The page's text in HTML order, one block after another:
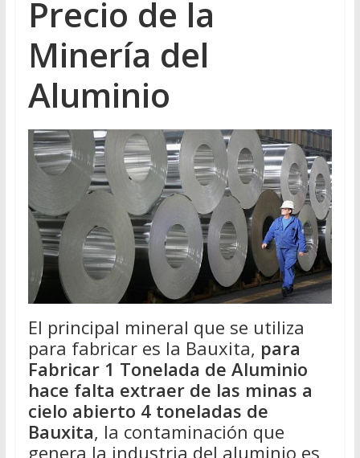
Precio de la
Minería del
Aluminio
El principal mineral que se utiliza
para fabricar es la Bauxita, para
Fabricar 1 Tonelada de Aluminio
hace falta extraer de las minas a
cielo abierto 4 toneladas de
Bauxita, la contaminación que
genera la industria del aluminio es